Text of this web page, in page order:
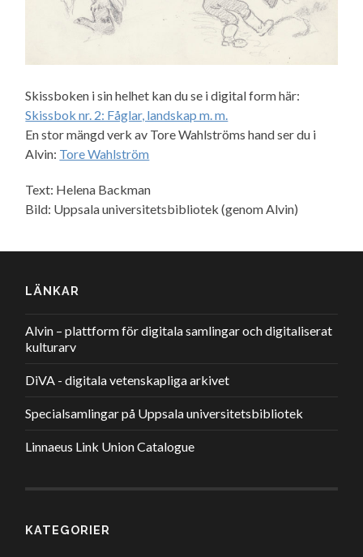
Skissboken i sin helhet kan du se i digital form här:
Skissbok nr. 2: Fåglar, landskap m. m.
En stor mängd verk av Tore Wahlströms hand ser du i
Alvin: Tore Wahlström
Text: Helena Backman
Bild: Uppsala universitetsbibliotek (genom Alvin)
LÄNKAR
Alvin – plattform för digitala samlingar och digitaliserat
kulturarv
DiVA - digitala vetenskapliga arkivet
Specialsamlingar på Uppsala universitetsbibliotek
Linnaeus Link Union Catalogue
KATEGORIER